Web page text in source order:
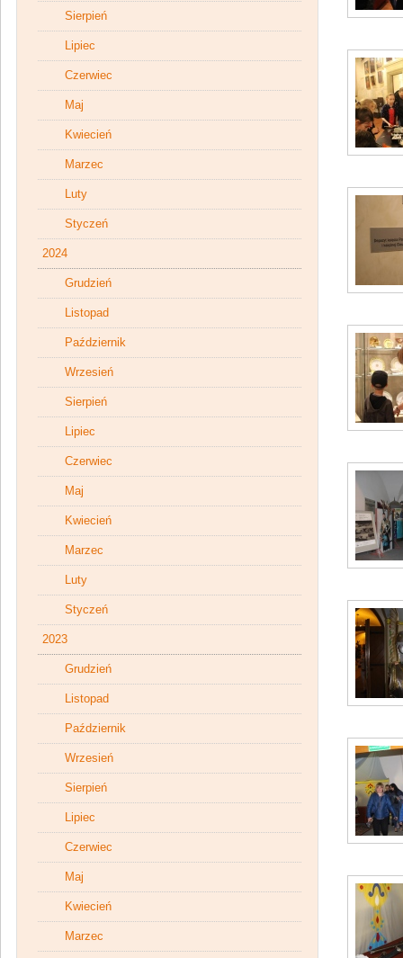
Sierpień
Lipiec
Czerwiec
Maj
Kwiecień
Marzec
Luty
Styczeń
2024
Grudzień
Listopad
Październik
Wrzesień
Sierpień
Lipiec
Czerwiec
Maj
Kwiecień
Marzec
Luty
Styczeń
2023
Grudzień
Listopad
Październik
Wrzesień
Sierpień
Lipiec
Czerwiec
Maj
Kwiecień
Marzec